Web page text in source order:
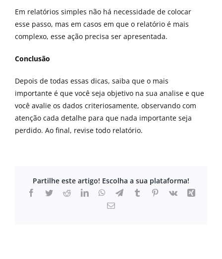
Em relatórios simples não há necessidade de colocar
esse passo, mas em casos em que o relatório é mais
complexo, esse ação precisa ser apresentada.
Conclusão
Depois de todas essas dicas, saiba que o mais
importante é que você seja objetivo na sua analise e que
você avalie os dados criteriosamente, observando com
atenção cada detalhe para que nada importante seja
perdido. Ao final, revise todo relatório.
Partilhe este artigo! Escolha a sua plataforma!
Facebook
TwitterRedditLinkedInWhatsApp
TelegramTumblrPinterest
Vk
Xing
Email